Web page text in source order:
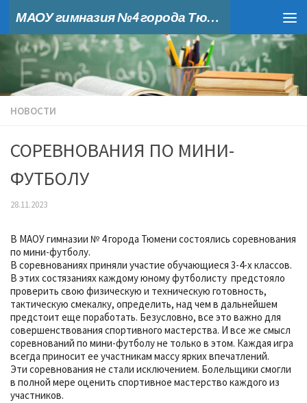
Skip to content МАОУ гимназия №4 города Тюмени
НОВОСТИ
СОРЕВНОВАНИЯ ПО МИНИ-
ФУТБОЛУ
28.11.2023
В МАОУ гимназии № 4 города Тюмени состоялись соревнования
по мини-футболу.
В соревнованиях приняли участие обучающиеся 3-4-х классов.
В этих состязаниях каждому юному футболисту предстояло
проверить свою физическую и техническую готовность,
тактическую смекалку, определить, над чем в дальнейшем
предстоит еще поработать. Безусловно, все это важно для
совершенствования спортивного мастерства. И все же смысл
соревнований по мини-футболу не только в этом. Каждая игра
всегда приносит ее участникам массу ярких впечатлений.
Эти соревнования не стали исключением. Болельщики смогли
в полной мере оценить спортивное мастерство каждого из
участников.